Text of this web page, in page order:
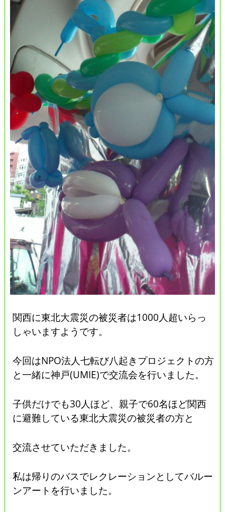
関西に東北大震災の被災者は1000人超いらっ
しゃいますようです。
今回はNPO法人七転び八起きプロジェクトの方
と一緒に神戸(UMIE)で交流会を行いました。
子供だけでも30人ほど、親子で60名ほど関西
に避難している東北大震災の被災者の方と
交流させていただきました。
私は帰りのバスでレクレーションとしてバルー
ンアートを行いました。